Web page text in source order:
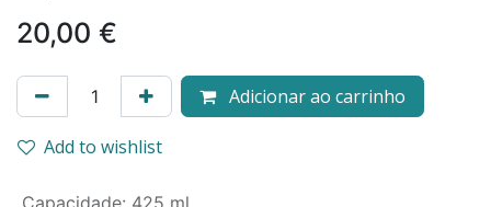
20,00 €
Adicionar ao carrinho
Add to wishlist
Capacidade: 425 ml